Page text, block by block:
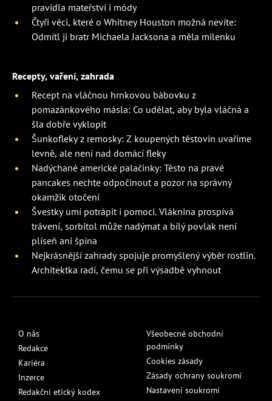
pravidla mateřství i módy
Čtyři věci, které o Whitney Houston možná nevíte:
Odmítl ji bratr Michaela Jacksona a měla milenku
Recepty, vaření, zahrada
Recept na vláčnou hrnkovou bábovku z
pomazánkového másla: Co udělat, aby byla vláčná a
šla dobře vyklopit
Šunkofleky z remosky: Z koupených těstovin uvaříme
levně, ale není nad domácí fleky
Nadýchané americké palačinky: Těsto na pravé
pancakes nechte odpočinout a pozor na správný
okamžik otočení
Švestky umí potrápit i pomoci. Vláknina prospívá
trávení, sorbitol může nadýmat a bílý povlak není
plíseň ani špína
Nejkrásnější zahrady spojuje promyšlený výběr rostlin.
Architektka radí, čemu se při výsadbě vyhnout
O nás
Redakce
Kariéra
Inzerce
Redakční etický kodex
Všeobecné obchodní
podmínky
Cookies zásady
Zásady ochrany soukromí
Nastavení soukromí